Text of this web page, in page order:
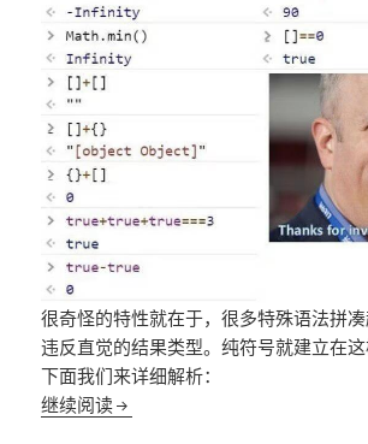
很奇怪的特性就在于，很多特殊语法拼
违反直觉的结果类型。纯符号就建立在这
下面我们来详细解析：
继续阅读JavaScript纯符号输出文本